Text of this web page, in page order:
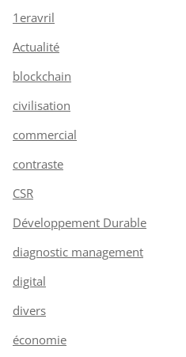
1eravril
Actualité
blockchain
civilisation
commercial
contraste
CSR
Développement Durable
diagnostic management
digital
divers
économie